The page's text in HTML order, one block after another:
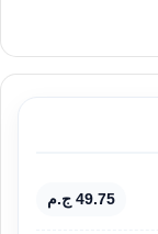
49.75 ج.م